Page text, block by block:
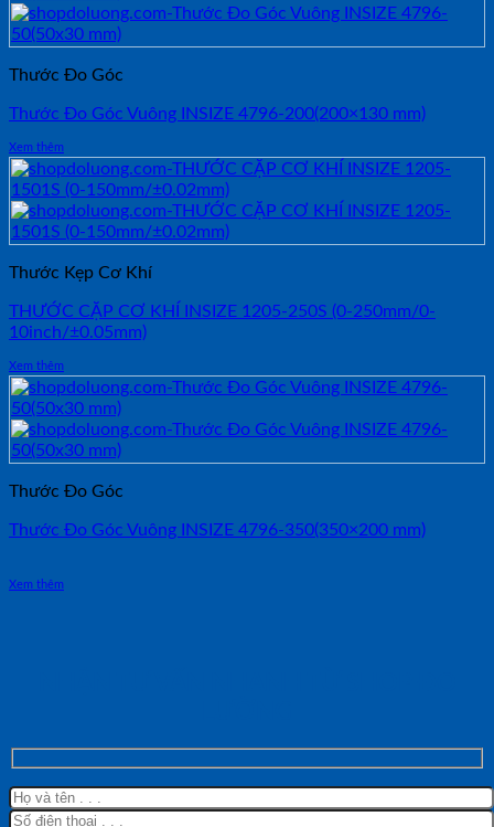
Thước Đo Góc
Thước Đo Góc Vuông INSIZE 4796-200(200×130 mm)
Xem thêm
Thước Kẹp Cơ Khí
THƯỚC CẶP CƠ KHÍ INSIZE 1205-250S (0-250mm/0-
10inch/±0.05mm)
Xem thêm
Thước Đo Góc
Thước Đo Góc Vuông INSIZE 4796-350(350×200 mm)
Xem thêm